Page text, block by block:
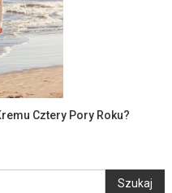
Cztery Pory Roku?
Szukaj